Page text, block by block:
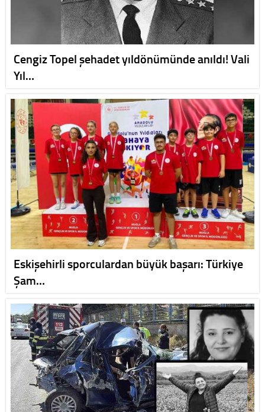
Cengiz Topel şehadet yıldönümünde anıldı! Vali
Yıl…
Eskişehirli sporculardan büyük başarı: Türkiye
Şam…